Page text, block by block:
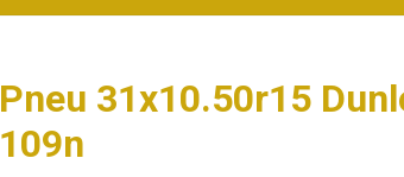
Pneu 31x10.50r15
109n